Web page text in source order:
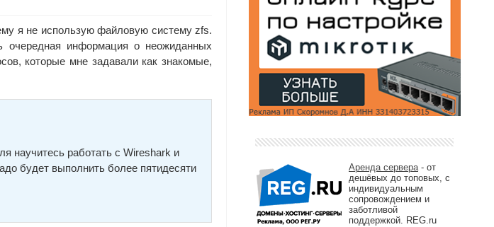
я не использую файловую систему zfs.
информация о неожиданных
которые мне задавали как знакомые,
научитесь работать с Wireshark и
будет выполнить более пятидесяти
Аренда сервера- от
дешёвых до топовых, с
индивидуальным
сопровождением и
заботливой
поддержкой. REG.ru